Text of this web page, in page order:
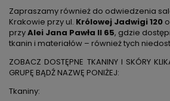
Zapraszamy również do odwiedzenia
Krakowie przy ul. Królowej Jadwigi 120
przyAlei Jana Pawła II 65, gdzie
tkanin i materiałów – również tych
ZOBACZ DOSTĘPNE TKANINY I SKÓRY
GRUPĘ BĄDŹ NAZWĘ PONIŻEJ:
Tkaniny: